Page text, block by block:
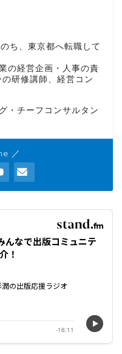
ち、東京都へ転職して
の経営企画・人事の責
研修講師、経営コン
・チーフコンサルタン
／